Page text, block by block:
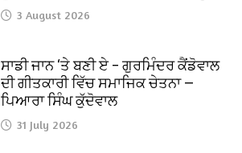
3 August 2026
ਸਾਡੀ ਜਾਨ ‘ਤੇ ਬਣੀ ਏ – ਗੁਰਮਿੰਦਰ ਕੈਂਡੋਵਾਲ
ਦੀ ਗੀਤਕਾਰੀ ਵਿੱਚ ਸਮਾਜਿਕ ਚੇਤਨਾ —
ਪਿਆਰਾ ਸਿੰਘ ਕੁੱਦੋਵਾਲ
31 July 2026